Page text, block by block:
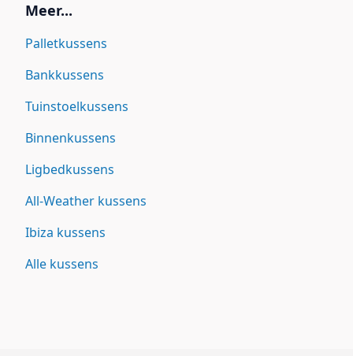
Meer...
Palletkussens
Bankkussens
Tuinstoelkussens
Binnenkussens
Ligbedkussens
All-Weather kussens
Ibiza kussens
Alle kussens